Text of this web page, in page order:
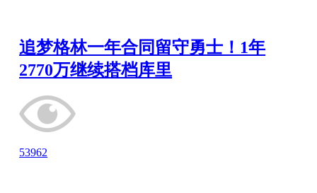
追梦格林一年合同留守勇士！1年
2770万继续搭档库里
53962